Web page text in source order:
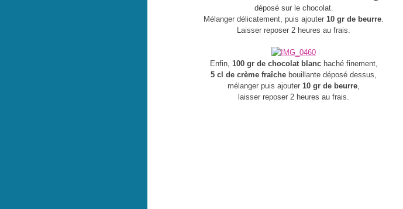
déposé sur le chocolat.
Mélanger délicatement, puis ajouter 10 gr de beurre.
Laisser reposer 2 heures au frais.
Enfin, 100 gr de chocolat blanchaché finement,
5 cl de crème fraîche bouillante déposé dessus,
mélanger puis ajouter 10 gr de beurre,
laisser reposer 2 heures au frais.